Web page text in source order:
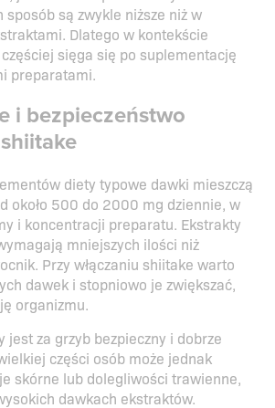
sposób są zwykle niższe niż w
Dlatego w kontekście
sięga się po suplementację
preparatami.
i bezpieczeństwo
diety typowe dawki mieszczą
około 500 do 2000 mg dziennie, w
i koncentracji preparatu. Ekstrakty
mniejszych ilości niż
Przy włączaniu shiitake warto
dawek i stopniowo je zwiększać,
organizmu.
jest za grzyb bezpieczny i dobrze
części osób może jednak
skórne lub dolegliwości trawienne,
dawkach ekstraktów.